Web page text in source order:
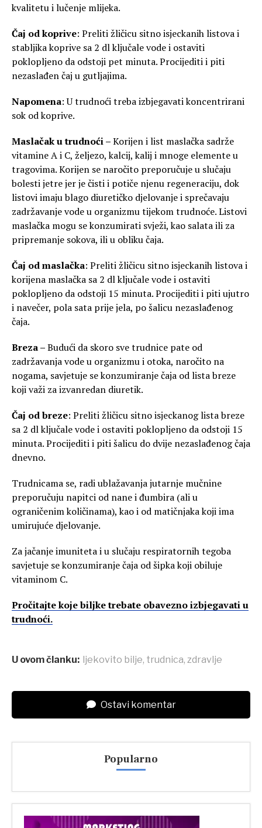
kvalitetu i lučenje mlijeka.
Čaj od koprive: Preliti žličicu sitno isjeckanih listova i
stabljika koprive sa 2 dl ključale vode i ostaviti
poklopljeno da odstoji pet minuta. Procijediti i piti
nezaslađen čaj u gutljajima.
Napomena: U trudnoći treba izbjegavati koncentrirani
sok od koprive.
Maslačak u trudnoći –Korijen i list maslačka sadrže
vitamine A i C, željezo, kalcij, kalij i mnoge elemente u
tragovima. Korijen se naročito preporučuje u slučaju
bolesti jetre jer je čisti i potiče njenu regeneraciju, dok
listovi imaju blago diuretičko djelovanje i sprečavaju
zadržavanje vode u organizmu tijekom trudnoće. Listovi
maslačka mogu se konzumirati svježi, kao salata ili za
pripremanje sokova, ili u obliku čaja.
Čaj od maslačka: Preliti žličicu sitno isjeckanih listova i
korijena maslačka sa 2 dl ključale vode i ostaviti
poklopljeno da odstoji 15 minuta. Procijediti i piti ujutro
i navečer, pola sata prije jela, po šalicu nezaslađenog
čaja.
Breza –Budući da skoro sve trudnice pate od
zadržavanja vode u organizmu i otoka, naročito na
nogama, savjetuje se konzumiranje čaja od lista breze
koji važi za izvanredan diuretik.
Čaj od breze: Preliti žličicu sitno isjeckanog lista breze
sa 2 dl ključale vode i ostaviti poklopljeno da odstoji 15
minuta. Procijediti i piti šalicu do dvije nezaslađenog čaja
dnevno.
Trudnicama se, radi ublažavanja jutarnje mučnine
preporučuju napitci od nane i đumbira (ali u
ograničenim količinama), kao i od matičnjaka koji ima
umirujuće djelovanje.
Za jačanje imuniteta i u slučaju respiratornih tegoba
savjetuje se konzumiranje čaja od šipka koji obiluje
vitaminom C.
Pročitajte koje biljke trebate obavezno izbjegavati u
trudnoći.
U ovom članku: ljekovito bilje, trudnica, zdravlje
Ostavi komentar
Popularno